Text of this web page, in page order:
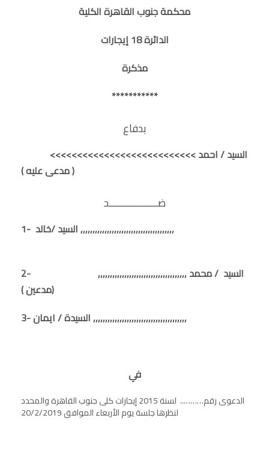
محكمة جنوب القاهرة الكلية
الدائرة 18 إيجارات
مذكرة
***********
بدفاع
( مدعى عليه )
ضــــــــــــــــد
1- السيد /خالد ,,,,,,,,,,,,,,,,,,,,,,,,,,,,,,,,,,,,,,,
2- السيد / محمد ,,,,,,,,,,,,,,,,,,,,,,,,,,,,,,,,,,,,,
(مدعين )
3- السيدة / ايمان ,,,,,,,,,,,,,,,,,,,,,,,,,,,,,,,,,,,,,,,
في
الدعوى رقم……….. لسنة 2015 إيجارات كلى جنوب القاهرة والمحدد
لنظرها جلسة يوم الأربعاء الموافق 20/2/2019